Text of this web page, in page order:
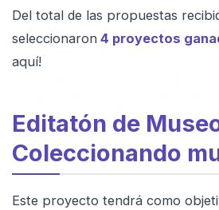
Del total de las propuestas
seleccionaron4 proyectos
aquí!
Editatón de
Coleccionando
Este proyecto tendrá como